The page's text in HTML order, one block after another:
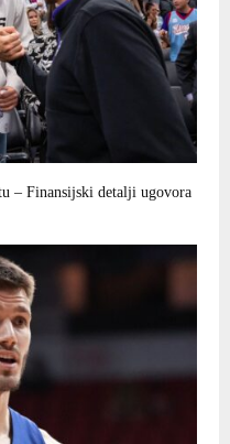
– Finansijski detalji ugovora